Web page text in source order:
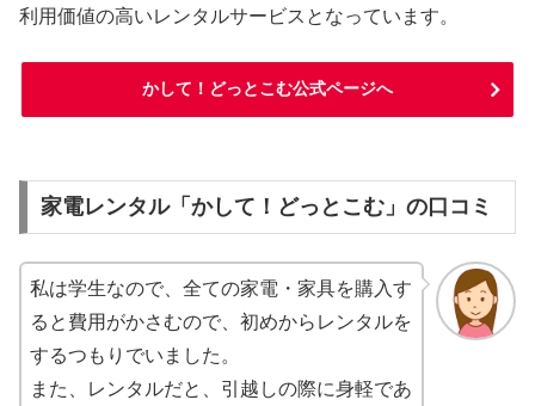
利用価値の高いレンタルサービスとなっています。
かして！どっとこむ公式ページへ
家電レンタル「かして！どっとこむ」の口コミ
私は学生なので、全ての家電・家具を購入す
ると費用がかさむので、初めからレンタルを
するつもりでいました。
また、レンタルだと、引越しの際に身軽であ